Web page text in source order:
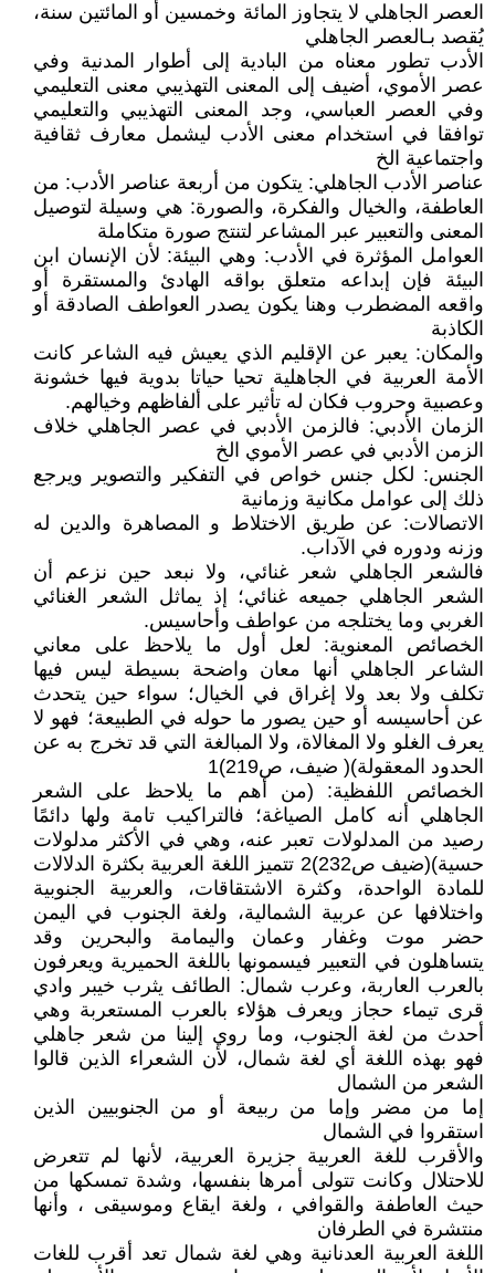
العصر الجاهلي لا يتجاوز المائة وخمسين أو المائتين سنة،
يُقصد بـالعصر الجاهلي
الأدب تطور معناه من البادية إلى أطوار المدنية وفي
عصر الأموي، أضيف إلى المعنى التهذيبي معنى التعليمي
وفي العصر العباسي، وجد المعنى التهذيبي والتعليمي
توافقا في استخدام معنى الأدب ليشمل معارف ثقافية
واجتماعية الخ
عناصر الأدب الجاهلي: يتكون من أربعة عناصر الأدب: من
العاطفة، والخيال والفكرة، والصورة: هي وسيلة لتوصيل
المعنى والتعبير عبر المشاعر لتنتج صورة متكاملة
العوامل المؤثرة في الأدب: وهي البيئة: لأن الإنسان ابن
البيئة فإن إبداعه متعلق بواقه الهادئ والمستقرة أو
واقعه المضطرب وهنا يكون يصدر العواطف الصادقة أو
الكاذبة
والمكان: يعبر عن الإقليم الذي يعيش فيه الشاعر كانت
الأمة العربية في الجاهلية تحيا حياتا بدوية فيها خشونة
وعصبية وحروب فكان له تأثير على ألفاظهم وخيالهم.
الزمان الأدبي: فالزمن الأدبي في عصر الجاهلي خلاف
الزمن الأدبي في عصر الأموي الخ
الجنس: لكل جنس خواص في التفكير والتصوير ويرجع
ذلك إلى عوامل مكانية وزمانية
الاتصالات: عن طريق الاختلاط و المصاهرة والدين له
وزنه ودوره في الآداب.
فالشعر الجاهلي شعر غنائي، ولا نبعد حين نزعم أن
الشعر الجاهلي جميعه غنائي؛ إذ يماثل الشعر الغنائي
الغربي وما يختلجه من عواطف وأحاسيس.
الخصائص المعنوية: لعل أول ما يلاحظ على معاني
الشاعر الجاهلي أنها معان واضحة بسيطة ليس فيها
تكلف ولا بعد ولا إغراق في الخيال؛ سواء حين يتحدث
عن أحاسيسه أو حين يصور ما حوله في الطبيعة؛ فهو لا
يعرف الغلو ولا المغالاة، ولا المبالغة التي قد تخرج به عن
الحدود المعقولة)( ضيف، ص219)1
الخصائص اللفظية: (من أهم ما يلاحظ على الشعر
الجاهلي أنه كامل الصياغة؛ فالتراكيب تامة ولها دائمًا
رصيد من المدلولات تعبر عنه، وهي في الأكثر مدلولات
حسية)(ضيف ص232)2 تتميز اللغة العربية بكثرة الدلالات
للمادة الواحدة، وكثرة الاشتقاقات، والعربية الجنوبية
واختلافها عن عربية الشمالية، ولغة الجنوب في اليمن
حضر موت وغفار وعمان واليمامة والبحرين وقد
يتساهلون في التعبير فيسمونها باللغة الحميرية ويعرفون
بالعرب العاربة، وعرب شمال: الطائف يثرب خيبر وادي
قرى تيماء حجاز ويعرف هؤلاء بالعرب المستعربة وهي
أحدث من لغة الجنوب، وما روي إلينا من شعر جاهلي
فهو بهذه اللغة أي لغة شمال، لأن الشعراء الذين قالوا
الشعر من الشمال
إما من مضر وإما من ربيعة أو من الجنوبيين الذين
استقروا في الشمال
والأقرب للغة العربية جزيرة العربية، لأنها لم تتعرض
للاحتلال وكانت تتولى أمرها بنفسها، وشدة تمسكها من
حيث العاطفة والقوافي ، ولغة ايقاع وموسيقى ، وأنها
منتشرة في الطرفان
اللغة العربية العدنانية وهي لغة شمال تعد أقرب للغات